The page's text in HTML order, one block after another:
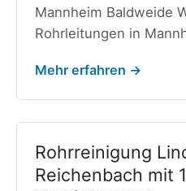
Mannheim Baldweide
Rohrleitungen in
Mehr erfahren →
Rohrreinigung
Reichenbach mit